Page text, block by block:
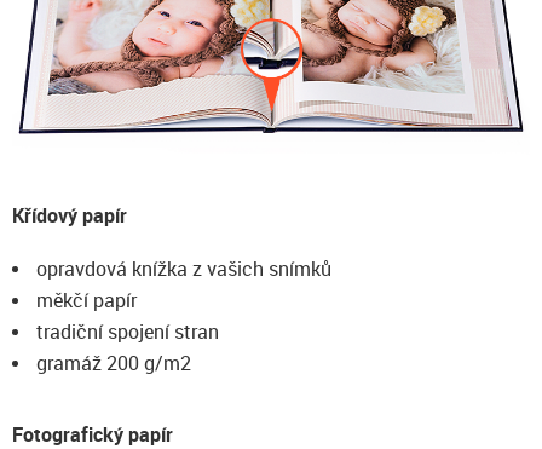
Křídový papír
opravdová knížka z vašich snímků
měkčí papír
tradiční spojení stran
gramáž 200 g/m2
Fotografický papír